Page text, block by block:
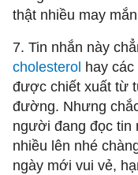
thật nhiều may
7. Tin nhắn này
cholesterol hay
được chiết xuất từ
đường. Nhưng
người đang đọc tin
nhiều lên nhé
ngày mới vui vẻ,